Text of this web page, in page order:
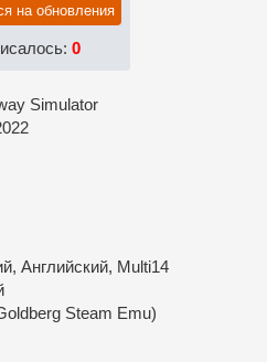
на обновления
0
Simulator
Английский, Multi14
Steam Emu)